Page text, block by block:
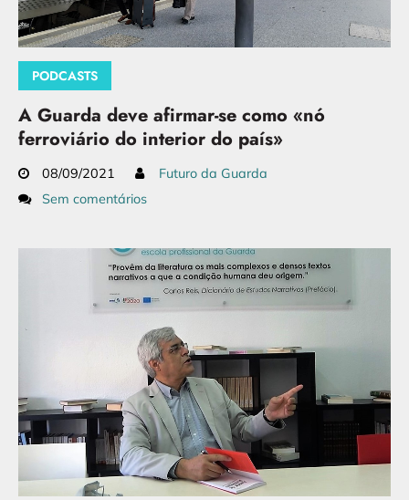
PODCASTS
A Guarda deve afirmar-se como «nó
ferroviário do interior do país»
08/09/2021
Futuro da Guarda
Sem comentários